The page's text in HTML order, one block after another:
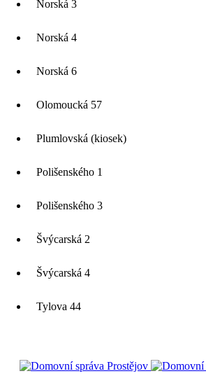
Norská 3
Norská 4
Norská 6
Olomoucká 57
Plumlovská (kiosek)
Polišenského 1
Polišenského 3
Švýcarská 2
Švýcarská 4
Tylova 44